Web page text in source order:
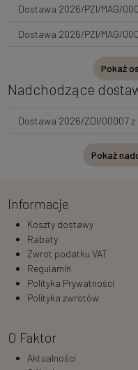
Dostawa 2026/PZI/MAG/
Dostawa 2026/PZI/MAG/
Pokaż
Nadchodzące
Dostawa 2026/ZDI/00007
Pokaż
Informacje
Koszty dostawy
Rabaty
Zwrot podatku VAT
Regulamin
Polityka Prywatności
Polityka zwrotów
O Faktor
Aktualności